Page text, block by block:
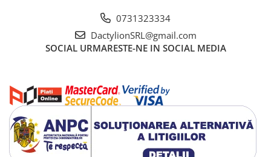
Setul include14 clipsuri reutilizabile in 10 culori diferite, fiind
ideal pentru familii, cluburi sportive, cursuri de inot, scoli sau
grupuri de antrenament. Culorile variate permit identificarea
rapida a fiecarui clips si ofera un aspect modern si atractiv.
Designul anatomic mentine clipsul ferm pe nas, contribuind la
0731323334
DactylionSRL@gmail.com
SOCIAL URMARESTE-NE IN SOCIAL MEDIA